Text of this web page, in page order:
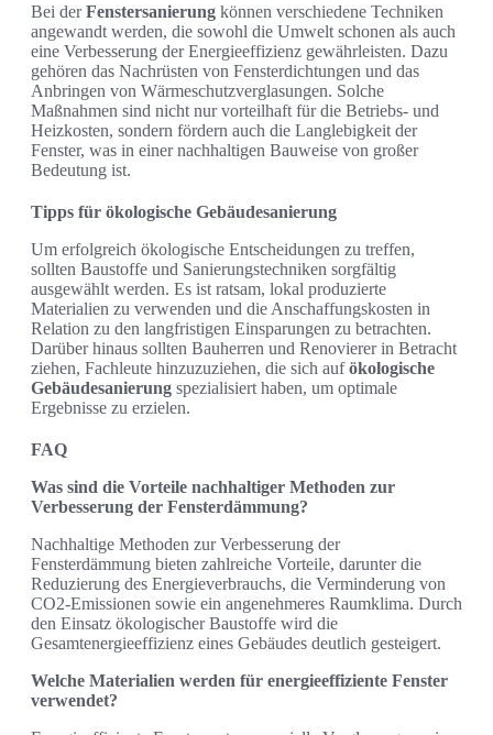
Bei derFenstersanierung können verschiedene Techniken
angewandt werden, die sowohl die Umwelt schonen als auch
eine Verbesserung der Energieeffizienz gewährleisten. Dazu
gehören das Nachrüsten von Fensterdichtungen und das
Anbringen von Wärmeschutzverglasungen. Solche
Maßnahmen sind nicht nur vorteilhaft für die Betriebs- und
Heizkosten, sondern fördern auch die Langlebigkeit der
Fenster, was in einer nachhaltigen Bauweise von großer
Bedeutung ist.
Tipps für ökologische Gebäudesanierung
Um erfolgreich ökologische Entscheidungen zu treffen,
sollten Baustoffe und Sanierungstechniken sorgfältig
ausgewählt werden. Es ist ratsam, lokal produzierte
Materialien zu verwenden und die Anschaffungskosten in
Relation zu den langfristigen Einsparungen zu betrachten.
Darüber hinaus sollten Bauherren und Renovierer in Betracht
ziehen, Fachleute hinzuzuziehen, die sich aufökologische
Gebäudesanierung spezialisiert haben, um optimale
Ergebnisse zu erzielen.
FAQ
Was sind die Vorteile nachhaltiger Methoden zur
Verbesserung der Fensterdämmung?
Nachhaltige Methoden zur Verbesserung der
Fensterdämmung bieten zahlreiche Vorteile, darunter die
Reduzierung des Energieverbrauchs, die Verminderung von
CO2-Emissionen sowie ein angenehmeres Raumklima. Durch
den Einsatz ökologischer Baustoffe wird die
Gesamtenergieeffizienz eines Gebäudes deutlich gesteigert.
Welche Materialien werden für energieeffiziente Fenster
verwendet?